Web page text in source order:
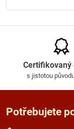
Certifikovaný
s jistotou
Potřebujete